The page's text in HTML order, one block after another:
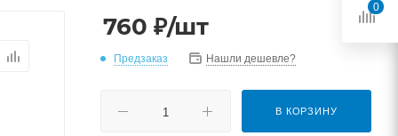
760 ₽/шт
Предзаказ Нашли дешевле?
В КОРЗИНУ
0